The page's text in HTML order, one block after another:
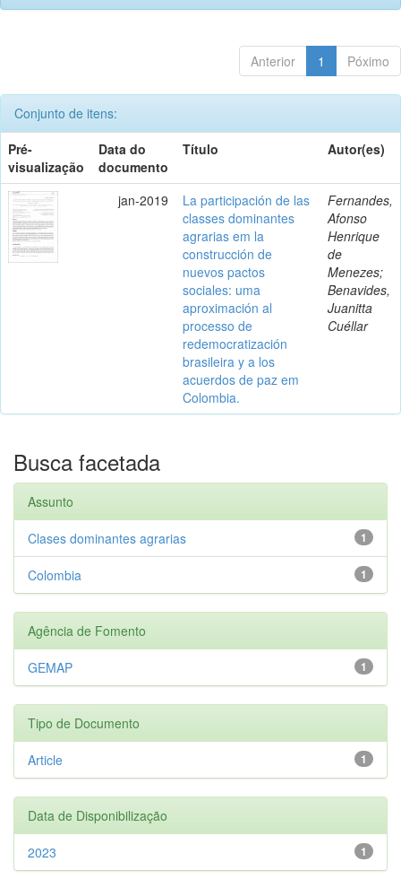
Anterior 1 Póximo
Conjunto de itens:
Pré-
visualização
Data do
documento
Título Autor(es)
jan-2019
La participación de las
classes dominantes
agrarias em la
construcción de
nuevos pactos
sociales: uma
aproximación al
processo de
redemocratización
brasileira y a los
acuerdos de paz em
Colombia.
Fernandes,
Afonso
Henrique
de
Menezes;
Benavides,
Juanitta
Cuéllar
Busca facetada
Assunto
1
Clases dominantes agrarias
1
Colombia
Agência de Fomento
1
GEMAP
Tipo de Documento
1
Article
Data de Disponibilização
1
2023